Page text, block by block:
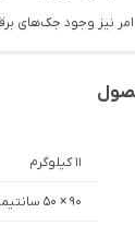
نیز وجود جک‌های
11 کیلوگرم
90 × 50 سانتیمتر